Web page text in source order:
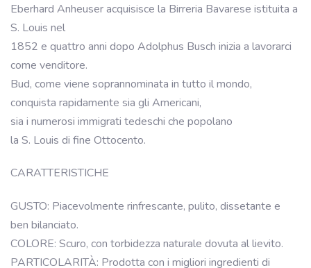
Eberhard Anheuser acquisisce la Birreria Bavarese istituita a
S. Louis nel
1852 e quattro anni dopo Adolphus Busch inizia a lavorarci
come venditore.
Bud, come viene soprannominata in tutto il mondo,
conquista rapidamente sia gli Americani,
sia i numerosi immigrati tedeschi che popolano
la S. Louis di fine Ottocento.
CARATTERISTICHE
GUSTO: Piacevolmente rinfrescante, pulito, dissetante e
ben bilanciato.
COLORE: Scuro, con torbidezza naturale dovuta al lievito.
PARTICOLARITÀ: Prodotta con i migliori ingredienti di